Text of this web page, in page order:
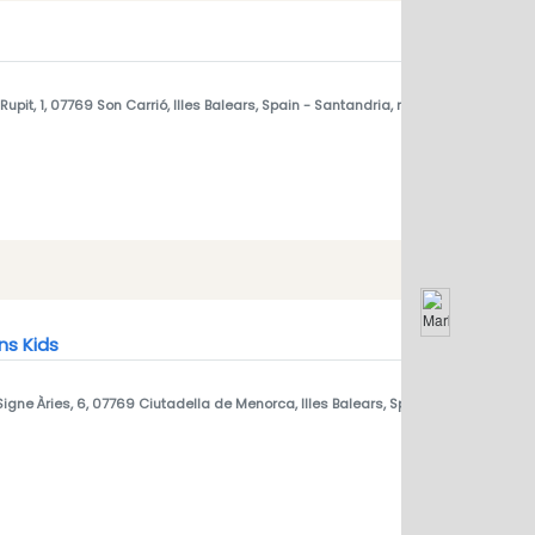
1, 07769 Son Carrió, Illes Balears, Spain- Santandria, menorca
Kids
Àries, 6, 07769 Ciutadella de Menorca, Illes Balears, Spain